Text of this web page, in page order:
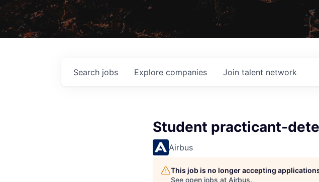
Search jobs Explore companies Join talent network
Student practicant-
Airbus
This job is no longer accepting
See open jobs at Airbus.